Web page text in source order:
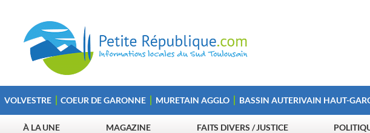
VOLVESTRE COEUR DE GARONNE MURETAIN AGGLO BASSIN AUTERIVAIN HAUT-
À LA UNE MAGAZINE FAITS DIVERS / JUSTICE